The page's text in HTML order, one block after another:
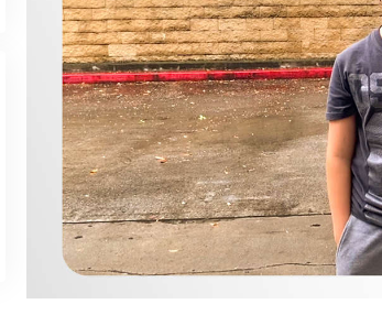
ילדים
כלים למקום
אתיקה
הגורם לדיכוי
חקירות
יסודות